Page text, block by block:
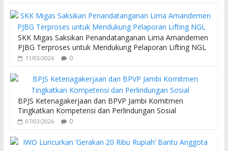
SKK Migas Saksikan Penandatanganan Lima Amandemen
PJBG Terproses untuk Mendukung Pelaporan Lifting NGL
11/03/2026 0
BPJS Ketenagakerjaan dan BPVP Jambi Komitmen
Tingkatkan Kompetensi dan Perlindungan Sosial
07/03/2026 0